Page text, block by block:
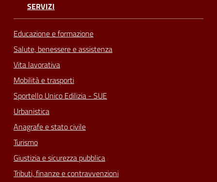
SERVIZI
Educazione e formazione
Salute, benessere e assistenza
Vita lavorativa
Mobilità e trasporti
Sportello Unico Edilizia - SUE
Urbanistica
Anagrafe e stato civile
Turismo
Giustizia e sicurezza pubblica
Tributi, finanze e contravvenzioni